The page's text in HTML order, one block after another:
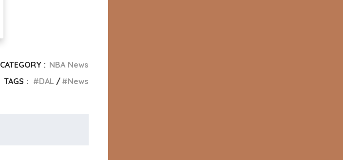
CATEGORY : NBA News
TAGS :
DAL News